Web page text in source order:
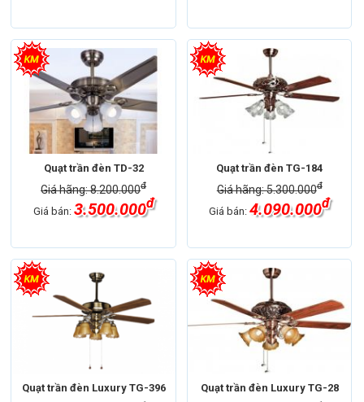
Quạt trần đèn TD-32
Giá hãng: 8.200.000đ
Giá bán: 3.500.000đ
Quạt trần đèn TG-184
Giá hãng: 5.300.000đ
Giá bán:4.090.000đ
Quạt trần đèn Luxury TG-396 Quạt trần đèn Luxury TG-28